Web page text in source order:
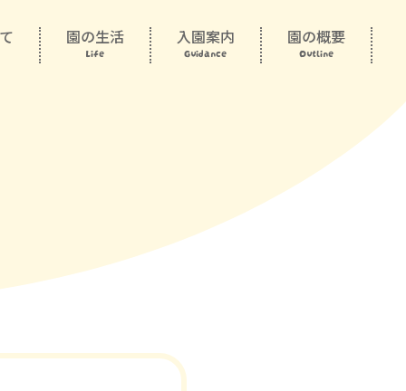
園の生活
Life
入園案内
Guidance
園の概要
Outline